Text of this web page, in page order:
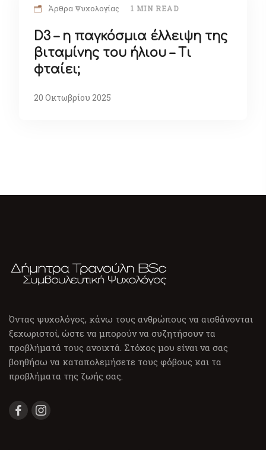
Άρθρα Ψυχολογίας 1 MIN READ
D3 – η παγκόσμια έλλειψη της
βιταμίνης του ήλιου – Τι
φταίει;
20 Οκτωβρίου 2025
Όντας ψυχολόγος, κάνω τους ανθρώπους να αισθάνονται
ξεχωριστοί, ώστε να μπορούν να συζητήσουν τα
προβλήματά τους ανοιχτά. Στόχος μου είναι να σας
βοηθήσω να καταπολεμήσετε τους φόβους και τα
προβλήματα της ζωής σας.